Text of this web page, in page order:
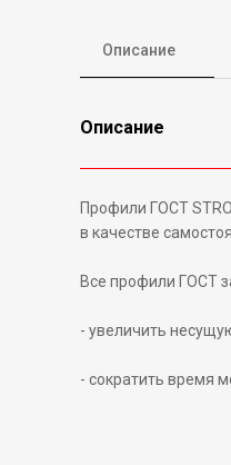
Описание
Описание
Профили ГОСТ
в качестве
Все профили ГОСТ
- увеличить
- сократить время